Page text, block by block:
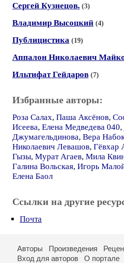
Сергей Кузнецов. (3)
Владимир Высоцкий (4)
Публицистика (19)
Аппалон Николаевич
Ильтифат Гейдаров (7)
Избранные авторы:
Роза Салах, Паша Аксёнов,
Исеева, Елена Медведева 040,
Джумагельдинова, Вера
Николаевич Левашов, Гёвхар
Гызы, Мурат Агаев, Мила
Галина Вольская, Игорь
Елена Баол
Ссылки на другие
Почта
Авторы Произведения
Вход для авторов
О портале